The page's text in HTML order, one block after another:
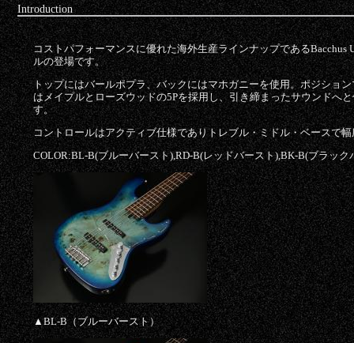
Introduction
コストパフォーマンスに優れた海外生産ラインナップであるBacchus
ルの登場です。
トップにはバールポプラ、バックにはマホガニーを使用。ポジショ
はメイプルとローズウッドの5Pを採用し、引き締まったサウンドへ
す。
コントロールはアクティブ仕様でありトレブル・ミドル・ベースで
COLOR:BL-B(ブルーバースト),RD-B(レッドバースト),BK-B(ブラッ
▲BL-B（ブルーバースト）